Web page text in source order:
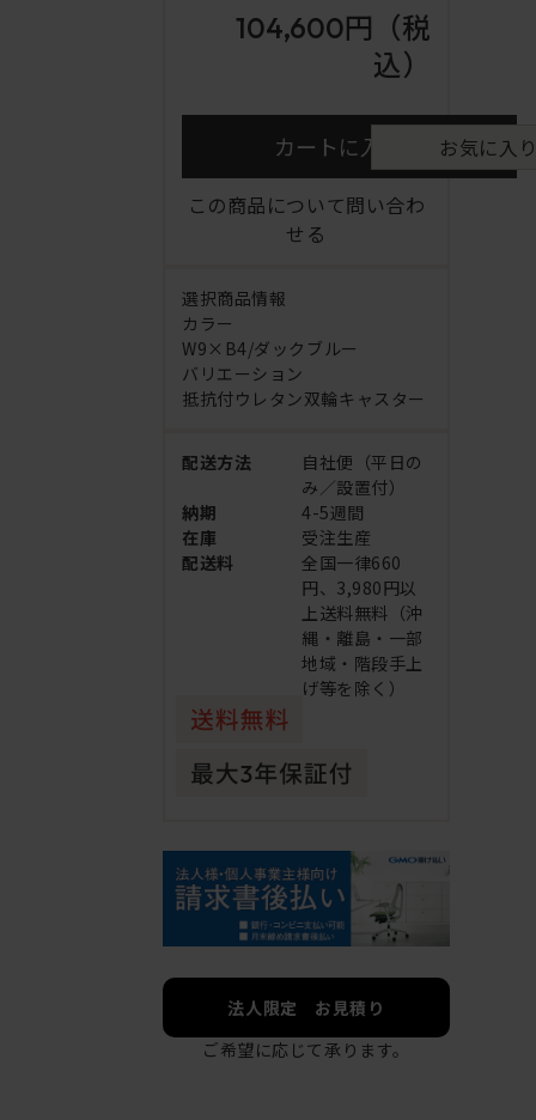
104,600円 （税
込）
カートに入れる お気に入
この商品について問い合わ
せる
選択商品情報
カラー
W9×B4/ダックブルー
バリエーション
抵抗付ウレタン双輪キャスター
配送方法
自社便（平日の
み／設置付）
納期
4-5週間
在庫
受注生産
配送料
全国一律660
円、3,980円以
上送料無料（沖
縄・離島・一部
地域・階段手上
げ等を除く）
法人限定 お見積り
ご希望に応じて承ります。